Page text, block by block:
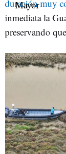
duración muy
inmediata la
preservando